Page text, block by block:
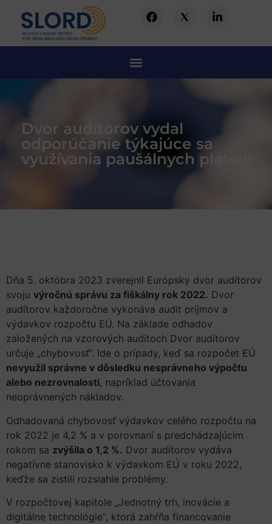
Dvor audítorov vydal
odporúčanie týkajúce sa
využívania paušálnych platieb
Dňa 5. októbra 2023 zverejnil Európsky dvor audítorov
svoju výročnú správu za fiškálny rok 2022. Dvor
audítorov každoročne vykonáva audit príjmov a
výdavkov rozpočtu EÚ. Na základe odhadov
založených na vzorových auditoch Dvor audítorov
určuje „chybovosť“. Ide o prípady, keď sa rozpočet EÚ
nevyužil správne v dôsledku nesprávneho výpočtu
alebo nezrovnalosti, napríklad účtovania
neoprávnených nákladov.
Odhadovaná chybovosť výdavkov celého rozpočtu na
rok 2022 je 4,2 % a v porovnaní s predchádzajúcim
rokom sa zvýšila o 1,2 %. Dvor audítorov vydáva
negatívne stanovisko k výdavkom EÚ v roku 2022,
keďže sa zistili rozsiahle problémy.
V rozpočtovej kapitole „Jednotný trh, inovácie a
digitálne technológie“, ktorá zahŕňa financovanie